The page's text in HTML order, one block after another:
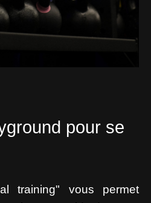
pour se
training" vous permet